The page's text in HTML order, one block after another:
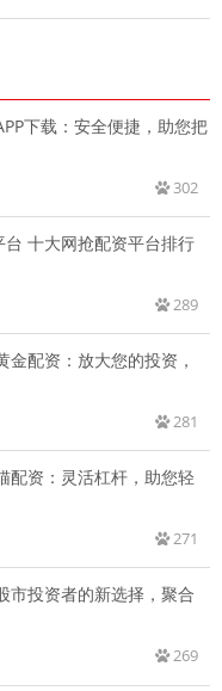
下载：安全便捷，助您把
302
十大网抢配资平台排行
289
金配资：放大您的投资，
281
配资：灵活杠杆，助您轻
271
市投资者的新选择，聚合
269